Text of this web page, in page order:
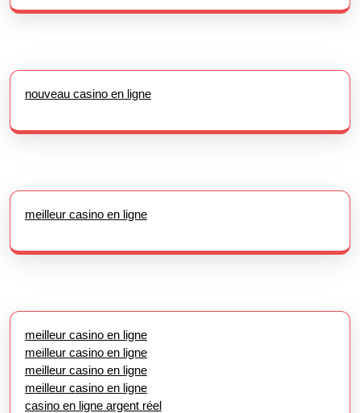
nouveau casino en ligne
meilleur casino en ligne
meilleur casino en ligne
meilleur casino en ligne
meilleur casino en ligne
meilleur casino en ligne
casino en ligne argent réel